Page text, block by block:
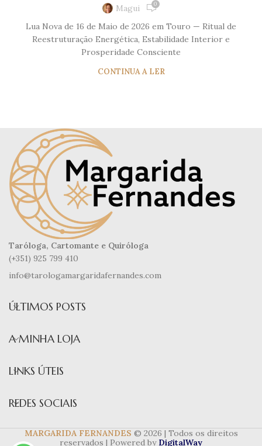
Magui 0
Lua Nova de 16 de Maio de 2026 em Touro — Ritual de
Reestruturação Energética, Estabilidade Interior e
Prosperidade Consciente
CONTINUA A LER
Taróloga, Cartomante e Quiróloga
(+351) 925 799 410
info@tarologamargaridafernandes.com
ÚLTIMOS POSTS
A MINHA LOJA
LINKS ÚTEIS
REDES SOCIAIS
MARGARIDA FERNANDES © 2026 | Todos os direitos
reservados | Powered by DigitalWay